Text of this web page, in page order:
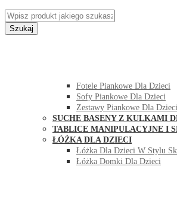
Szukaj
Fotele Piankowe Dla Dzieci
Sofy Piankowe Dla Dzieci
Zestawy Piankowe Dla Dzieci
SUCHE BASENY Z KULKAMI
TABLICE MANIPULACYJNE I
ŁÓŻKA DLA DZIECI
Łóżka Dla Dzieci W Stylu
Łóżka Domki Dla Dzieci